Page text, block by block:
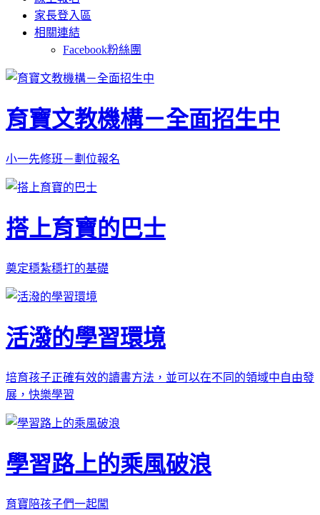
家長登入區
相關連結
Facebook粉絲團
育寶文教機構－全面招生中
小一先修班－劃位報名
搭上育寶的巴士
奠定穩紮穩打的基礎
活潑的學習環境
培育孩子正確有效的讀書方法，並可以在不同的領域中自由發
展，快樂學習
學習路上的乘風破浪
育寶陪孩子們一起闖